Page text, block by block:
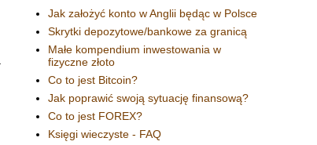
Jak założyć konto w Anglii będąc w Polsce
Skrytki depozytowe/bankowe za granicą
Małe kompendium inwestowania w
fizyczne złoto
Co to jest Bitcoin?
Jak poprawić swoją sytuację finansową?
Co to jest FOREX?
Księgi wieczyste - FAQ